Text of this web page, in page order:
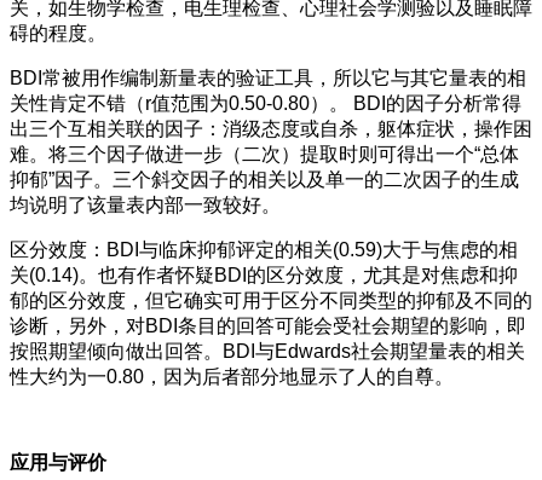
关，如生物学检查，电生理检查、心理社会学测验以及睡眠障
碍的程度。
BDI常被用作编制新量表的验证工具，所以它与其它量表的相
关性肯定不错（r值范围为0.50-0.80）。 BDI的因子分析常得
出三个互相关联的因子：消级态度或自杀，躯体症状，操作困
难。将三个因子做进一步（二次）提取时则可得出一个“总体
抑郁”因子。三个斜交因子的相关以及单一的二次因子的生成
均说明了该量表内部一致较好。
区分效度：BDI与临床抑郁评定的相关(0.59)大于与焦虑的相
关(0.14)。也有作者怀疑BDI的区分效度，尤其是对焦虑和抑
郁的区分效度，但它确实可用于区分不同类型的抑郁及不同的
诊断，另外，对BDI条目的回答可能会受社会期望的影响，即
按照期望倾向做出回答。BDI与Edwards社会期望量表的相关
性大约为一0.80，因为后者部分地显示了人的自尊。
应用与评价